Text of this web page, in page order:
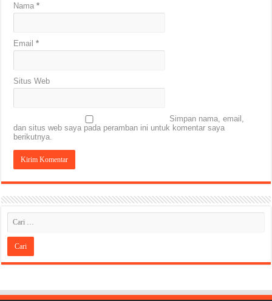
Nama*
Email*
Situs Web
Simpan nama, email,
dan situs web saya pada peramban ini untuk komentar saya
berikutnya.